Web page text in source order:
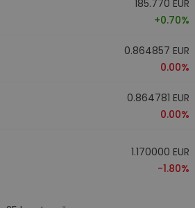
185.770 EUR
+0.70%
0.864857 EUR
0.00%
0.864781 EUR
0.00%
1.170000 EUR
-1.80%